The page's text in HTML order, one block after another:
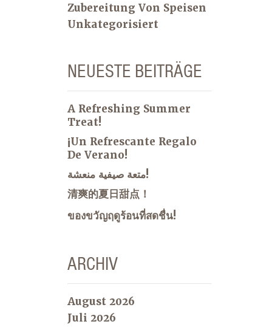
Zubereitung Von Speisen
Unkategorisiert
NEUESTE BEITRÄGE
A Refreshing Summer
Treat!
¡Un Refrescante Regalo
De Verano!
متعة صيفية منعشة!
清爽的夏日甜点！
ของขวัญฤดูร้อนที่สดชื่น!
ARCHIV
August 2026
Juli 2026